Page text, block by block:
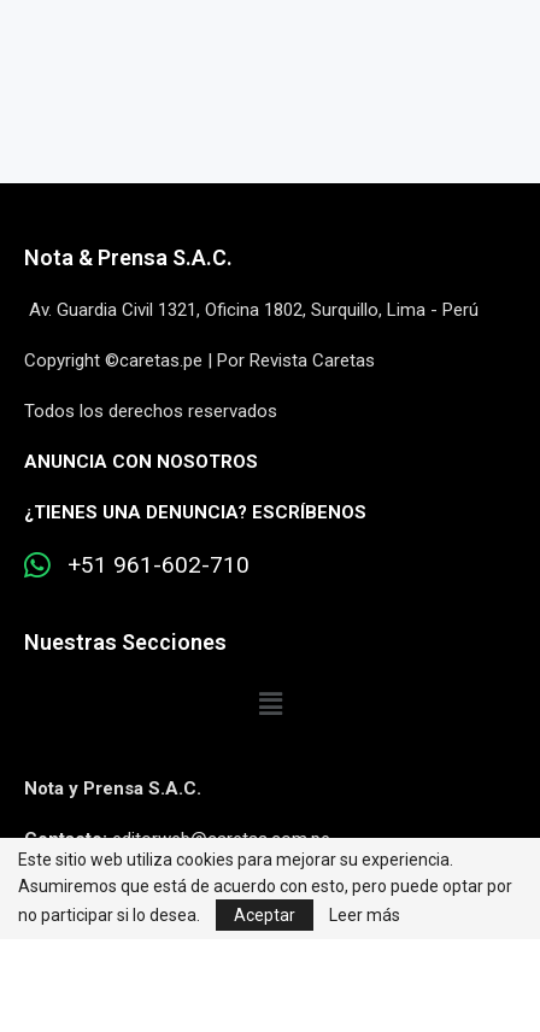
Nota & Prensa S.A.C.
Av. Guardia Civil 1321, Oficina 1802, Surquillo, Lima - Perú
Copyright ©caretas.pe | Por Revista Caretas
Todos los derechos reservados
ANUNCIA CON NOSOTROS
¿TIENES UNA DENUNCIA? ESCRÍBENOS
+51 961-602-710
Nuestras Secciones
Nota y Prensa S.A.C.
Contacto:editorweb@caretas.com.pe
Síguenos:
Este sitio web utiliza cookies para mejorar su experiencia.
Asumiremos que está de acuerdo con esto, pero puede optar por
no participar si lo desea.
Aceptar Leer más